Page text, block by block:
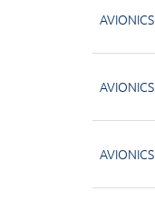
AVIONICS
AVIONICS
AVIONICS